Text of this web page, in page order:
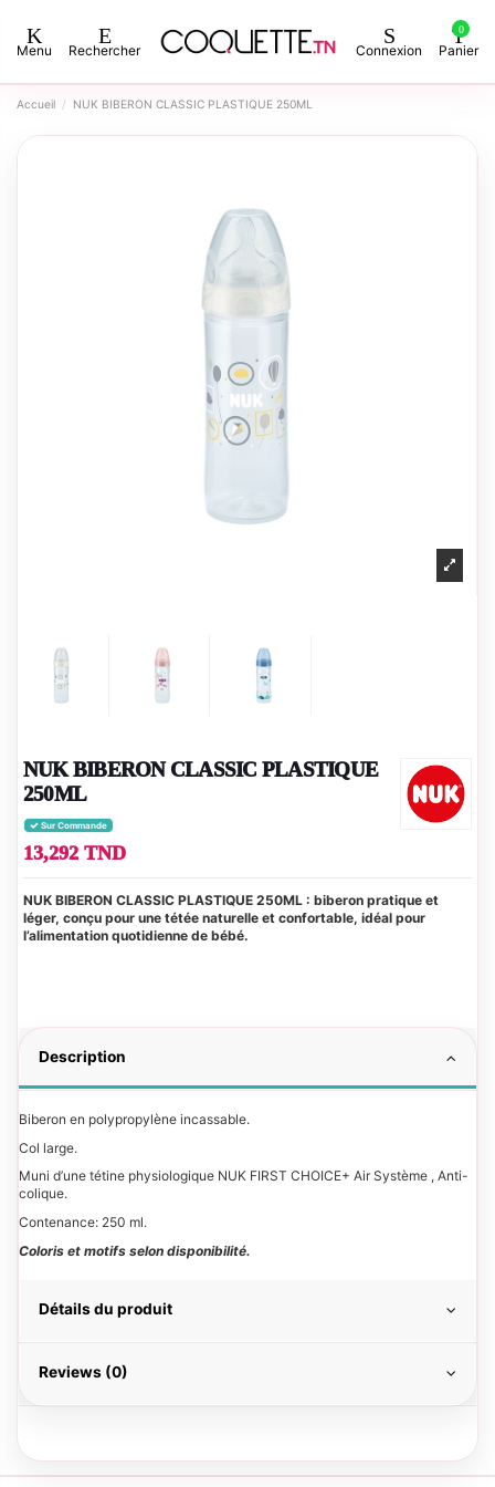
Menu Rechercher Connexion
0
Panier
Accueil NUK BIBERON CLASSIC PLASTIQUE 250ML
NUK BIBERON CLASSIC PLASTIQUE
250ML
Sur Commande
13,292 TND
NUK BIBERON CLASSIC PLASTIQUE 250ML : biberon pratique et
léger, conçu pour une tétée naturelle et confortable, idéal pour
l’alimentation quotidienne de bébé.
Description
Biberon en polypropylène incassable.
Col large.
Muni d’une tétine physiologique NUK FIRST CHOICE+ Air Système , Anti-
colique.
Contenance: 250 ml.
Coloris et motifs selon disponibilité.
Détails du produit
Reviews (0)